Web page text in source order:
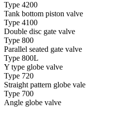
Type 4200
Tank bottom piston valve
Type 4100
Double disc gate valve
Type 800
Parallel seated gate valve
Type 800L
Y type globe valve
Type 720
Straight pattern globe vale
Type 700
Angle globe valve